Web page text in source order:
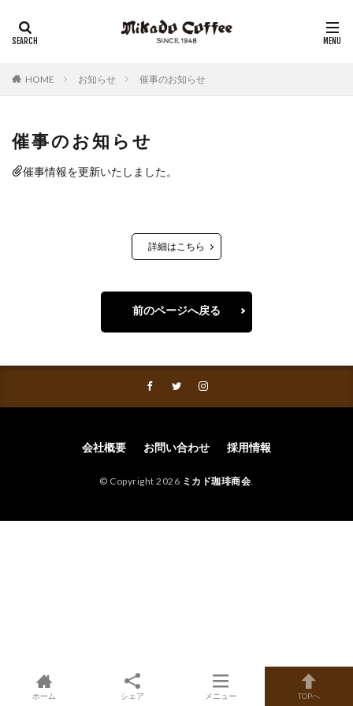
HOME お知らせ 催事のお知らせ
催事のお知らせ
催事情報を更新いたしました。
詳細はこちら
前のページへ戻る
会社概要 お問い合わせ 採用情報
© Copyright 2026 ミカド珈琲商会.
ホーム シェア メニュー TOPへ
リキッドコーヒー アイスコーヒー
チーズケーキ